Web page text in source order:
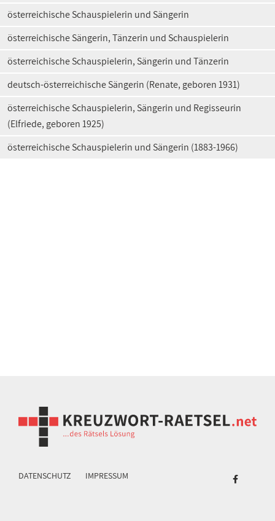
österreichische Schauspielerin und Sängerin
österreichische Sängerin, Tänzerin und Schauspielerin
österreichische Schauspielerin, Sängerin und Tänzerin
deutsch-österreichische Sängerin (Renate, geboren 1931)
österreichische Schauspielerin, Sängerin und Regisseurin
(Elfriede, geboren 1925)
österreichische Schauspielerin und Sängerin (1883-1966)
DATENSCHUTZ IMPRESSUM